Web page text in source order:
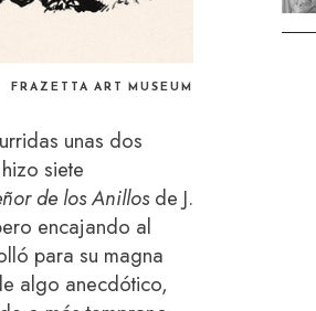
FRAZETTA ART MUSEUM
unas dos
siete
de los Anillosde J.
encajando al
para su magna
algo anecdótico,